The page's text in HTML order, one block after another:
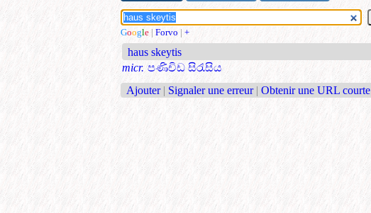
Google | Forvo | +
haus skeytis
micr. පණිචිඩ සිරැසිය
Ajouter | Signaler une erreur | Obtenir une URL courte